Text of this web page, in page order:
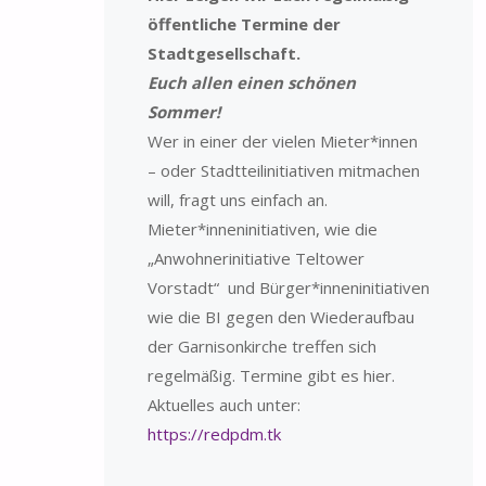
öffentliche Termine der
Stadtgesellschaft.
Euch allen einen schönen
Sommer!
Wer in einer der vielen Mieter*innen
– oder Stadtteilinitiativen mitmachen
will, fragt uns einfach an.
Mieter*inneninitiativen, wie die
„Anwohnerinitiative Teltower
Vorstadt“ und Bürger*inneninitiativen
wie die BI gegen den Wiederaufbau
der Garnisonkirche treffen sich
regelmäßig. Termine gibt es hier.
Aktuelles auch unter:
https://redpdm.tk